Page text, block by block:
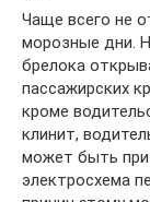
Чаще всего не
морозные дни.
брелока
пассажирских
кроме
клинит,
может быть
электросхема